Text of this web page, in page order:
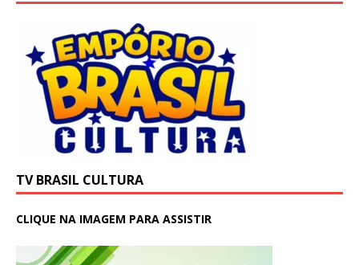
TV BRASIL CULTURA
CLIQUE NA IMAGEM PARA ASSISTIR